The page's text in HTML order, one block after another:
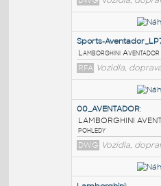
3D
3D pohled na
DWG Vozidla,
Sports-
Lamborghini